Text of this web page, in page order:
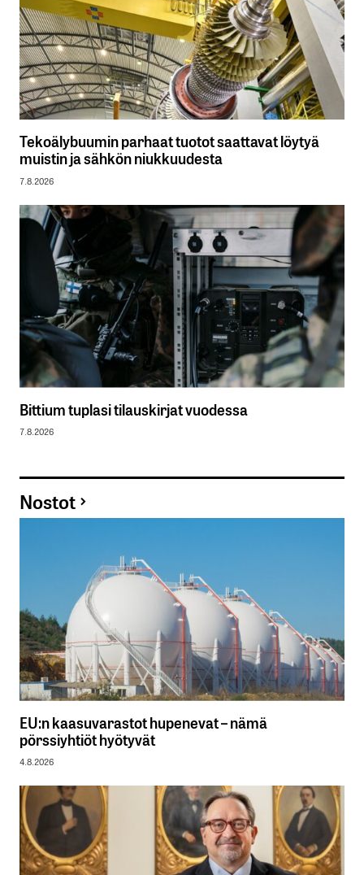
Tekoälybuumin parhaat tuotot saattavat löytyä
muistin ja sähkön niukkuudesta
7.8.2026
Bittium tuplasi tilauskirjat vuodessa
7.8.2026
Nostot
EU:n kaasuvarastot hupenevat – nämä
pörssiyhtiöt hyötyvät
4.8.2026